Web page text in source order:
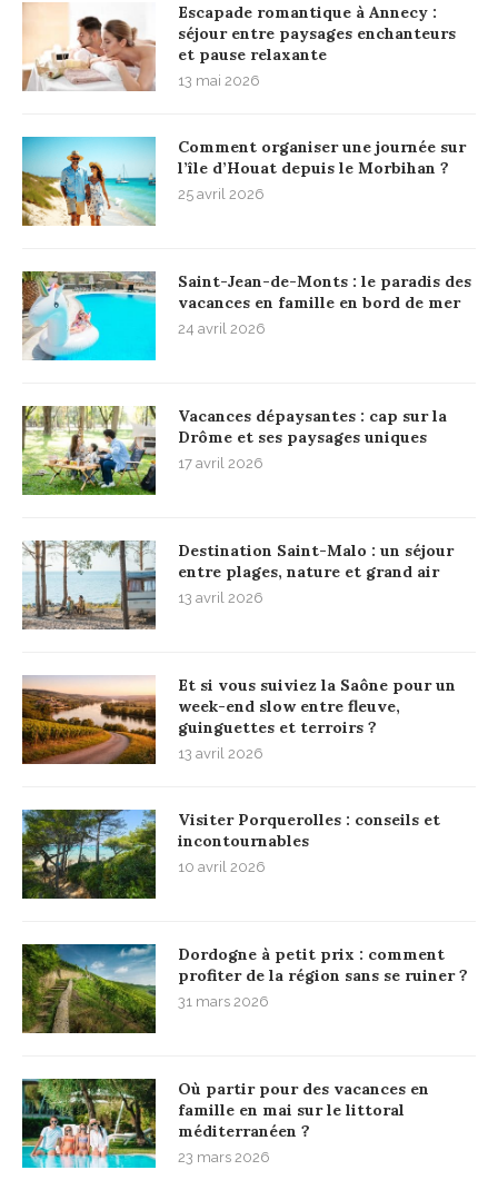
Escapade romantique à Annecy :
séjour entre paysages enchanteurs
et pause relaxante
13 mai 2026
Comment organiser une journée sur
l’île d’Houat depuis le Morbihan ?
25 avril 2026
Saint-Jean-de-Monts : le paradis des
vacances en famille en bord de mer
24 avril 2026
Vacances dépaysantes : cap sur la
Drôme et ses paysages uniques
17 avril 2026
Destination Saint-Malo : un séjour
entre plages, nature et grand air
13 avril 2026
Et si vous suiviez la Saône pour un
week-end slow entre fleuve,
guinguettes et terroirs ?
13 avril 2026
Visiter Porquerolles : conseils et
incontournables
10 avril 2026
Dordogne à petit prix : comment
profiter de la région sans se ruiner ?
31 mars 2026
Où partir pour des vacances en
famille en mai sur le littoral
méditerranéen ?
23 mars 2026